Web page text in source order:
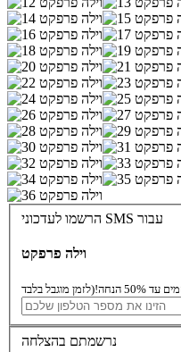
הרשמו לעדכוני SMS עבור
וילה פרפקט
הנחה!
נרשמתם בהצלחה